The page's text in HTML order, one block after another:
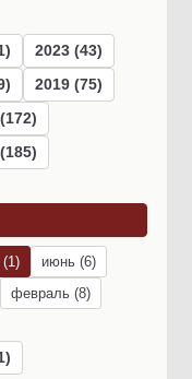
2023 (43)
2019 (75)
июнь (6)
февраль (8)